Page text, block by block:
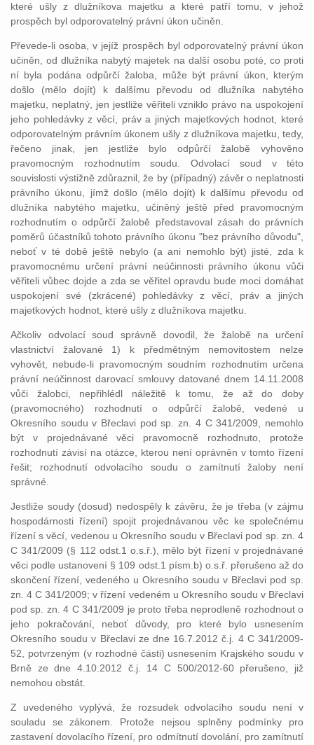
které ušly z dlužníkova majetku a které patří tomu, v jehož
prospěch byl odporovatelný právní úkon učiněn.
Převede-li osoba, v jejíž prospěch byl odporovatelný právní úkon
učiněn, od dlužníka nabytý majetek na další osobu poté, co proti
ní byla podána odpůrčí žaloba, může být právní úkon, kterým
došlo (mělo dojít) k dalšímu převodu od dlužníka nabytého
majetku, neplatný, jen jestliže věřiteli vzniklo právo na uspokojení
jeho pohledávky z věcí, práv a jiných majetkových hodnot, které
odporovatelným právním úkonem ušly z dlužníkova majetku, tedy,
řečeno jinak, jen jestliže bylo odpůrčí žalobě vyhověno
pravomocným rozhodnutím soudu. Odvolací soud v této
souvislosti výstižně zdůraznil, že by (případný) závěr o neplatnosti
právního úkonu, jímž došlo (mělo dojít) k dalšímu převodu od
dlužníka nabytého majetku, učiněný ještě před pravomocným
rozhodnutím o odpůrčí žalobě představoval zásah do právních
poměrů účastníků tohoto právního úkonu "bez právního důvodu",
neboť v té době ještě nebylo (a ani nemohlo být) jisté, zda k
pravomocnému určení právní neúčinnosti právního úkonu vůči
věřiteli vůbec dojde a zda se věřitel opravdu bude moci domáhat
uspokojení své (zkrácené) pohledávky z věcí, práv a jiných
majetkových hodnot, které ušly z dlužníkova majetku.
Ačkoliv odvolací soud správně dovodil, že žalobě na určení
vlastnictví žalované 1) k předmětným nemovitostem nelze
vyhovět, nebude-li pravomocným soudním rozhodnutím určena
právní neúčinnost darovací smlouvy datované dnem 14.11.2008
vůči žalobci, nepřihlédl náležitě k tomu, že až do doby
(pravomocného) rozhodnutí o odpůrčí žalobě, vedené u
Okresního soudu v Břeclavi pod sp. zn. 4 C 341/2009, nemohlo
být v projednávané věci pravomocně rozhodnuto, protože
rozhodnutí závisí na otázce, kterou není oprávněn v tomto řízení
řešit; rozhodnutí odvolacího soudu o zamítnutí žaloby není
správné.
Jestliže soudy (dosud) nedospěly k závěru, že je třeba (v zájmu
hospodárnosti řízení) spojit projednávanou věc ke společnému
řízení s věcí, vedenou u Okresního soudu v Břeclavi pod sp. zn. 4
C 341/2009 (§ 112 odst.1 o.s.ř.), mělo být řízení v projednávané
věci podle ustanovení § 109 odst.1 písm.b) o.s.ř. přerušeno až do
skončení řízení, vedeného u Okresního soudu v Břeclavi pod sp.
zn. 4 C 341/2009; v řízení vedeném u Okresního soudu v Břeclavi
pod sp. zn. 4 C 341/2009 je proto třeba neprodleně rozhodnout o
jeho pokračování, neboť důvody, pro které bylo usnesením
Okresního soudu v Břeclavi ze dne 16.7.2012 č.j. 4 C 341/2009-
52, potvrzeným (v rozhodné části) usnesením Krajského soudu v
Brně ze dne 4.10.2012 č.j. 14 C 500/2012-60 přerušeno, již
nemohou obstát.
Z uvedeného vyplývá, že rozsudek odvolacího soudu není v
souladu se zákonem. Protože nejsou splněny podmínky pro
zastavení dovolacího řízení, pro odmítnutí dovolání, pro zamítnutí